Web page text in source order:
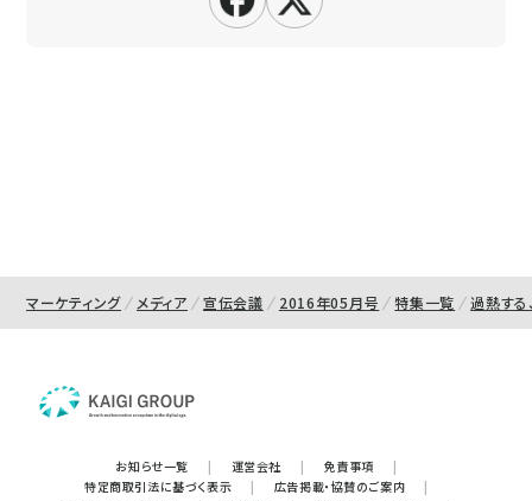
マーケティング メディア 宣伝会議 2016年05月号 特集一覧 過熱する
お知らせ一覧 | 運営会社 | 免責事項
|
特定商取引法に基づく表示
| 広告掲載・協賛のご案内
|